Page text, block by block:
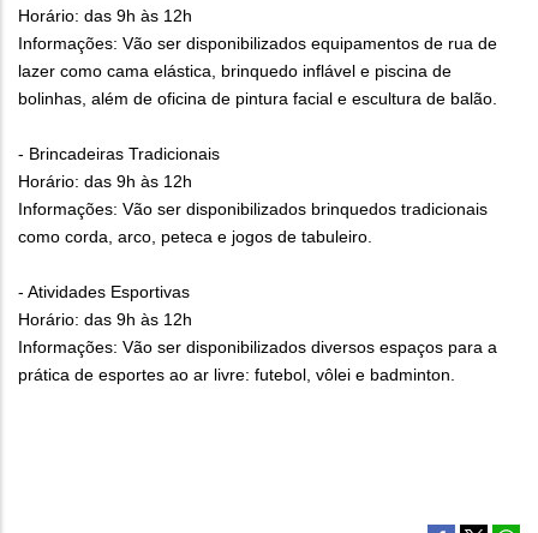
Horário: das 9h às 12h
Informações: Vão ser disponibilizados equipamentos de rua de
lazer como cama elástica, brinquedo inflável e piscina de
bolinhas, além de oficina de pintura facial e escultura de balão.
- Brincadeiras Tradicionais
Horário: das 9h às 12h
Informações: Vão ser disponibilizados brinquedos tradicionais
como corda, arco, peteca e jogos de tabuleiro.
- Atividades Esportivas
Horário: das 9h às 12h
Informações: Vão ser disponibilizados diversos espaços para a
prática de esportes ao ar livre: futebol, vôlei e badminton.